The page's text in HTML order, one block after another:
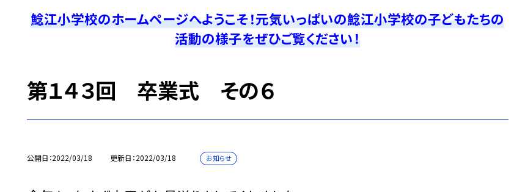
鯰江小学校のホームページへようこそ！元気いっぱいの鯰江小学校の子どもたちの
活動の様子をぜひご覧ください！
第１４３回 卒業式 その６
公開日 2022/03/18 更新日 2022/03/18 お知らせ